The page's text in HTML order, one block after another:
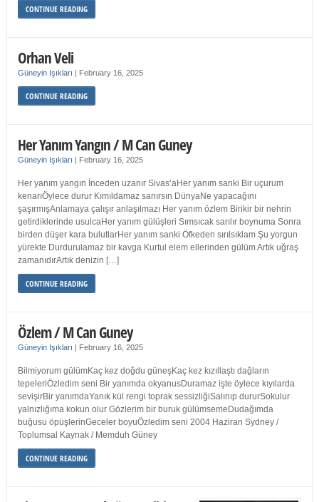
CONTINUE READING
Orhan Veli
Güneyin Işıkları | February 16, 2025
CONTINUE READING
Her Yanım Yangın / M Can Guney
Güneyin Işıkları | February 16, 2025
Her yanım yangın İnceden uzanır Sivas’aHer yanım sanki Bir uçurum
kenarıÖylece durur Kımıldamaz sanırsın DünyaNe yapacağını
şaşırmışAnlamaya çalışır anlaşılmazı Her yanım özlem Birikir bir nehrin
getirdiklerinde usulcaHer yanım gülüşleri Sımsıcak sarılır boynuma Sonra
birden düşer kara bulutlarHer yanım sanki Öfkeden sırılsıklam Şu yorgun
yürekte Durdurulamaz bir kavga Kurtul elem ellerinden gülüm Artık uğraş
zamanıdırArtık denizin […]
CONTINUE READING
Özlem / M Can Guney
Güneyin Işıkları | February 16, 2025
Bilmiyorum gülümKaç kez doğdu güneşKaç kez kızıllaştı dağların
tepeleriÖzledim seni Bir yanımda okyanusDuramaz işte öylece kıyılarda
sevişirBir yanımdaYanık kül rengi toprak sessizliğiSalınıp dururSokulur
yalnızlığıma kokun olur Gözlerim bir buruk gülümsemeDudağımda
buğusu öpüşlerinGeceler boyuÖzledim seni 2004 Haziran Sydney /
Toplumsal Kaynak / Memduh Güney
CONTINUE READING